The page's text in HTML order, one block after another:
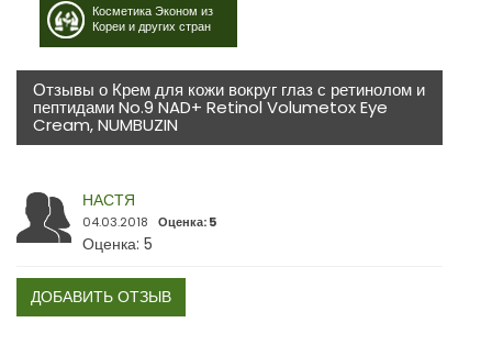
Косметика Эконом из
Кореи и других стран
Отзывы о Крем для кожи вокруг глаз с ретинолом и
пептидами No.9 NAD+ Retinol Volumetox Eye
Cream, NUMBUZIN
НАСТЯ
04.03.2018 Оценка: 5
Оценка: 5
ДОБАВИТЬ ОТЗЫВ